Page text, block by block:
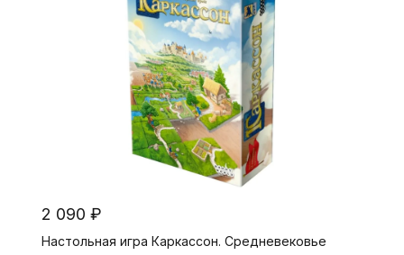
2 090 ₽
Настольная игра Каркассон. Средневековье